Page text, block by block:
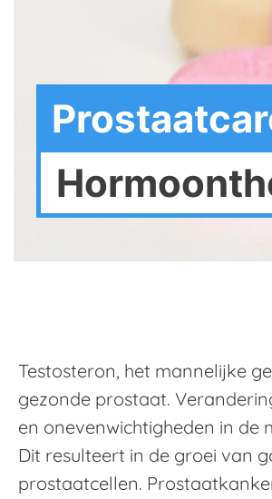
Testosteron, het mannelijke
gezonde prostaat.
en onevenwichtigheden in de
Dit resulteert in de groei van
prostaatcellen.